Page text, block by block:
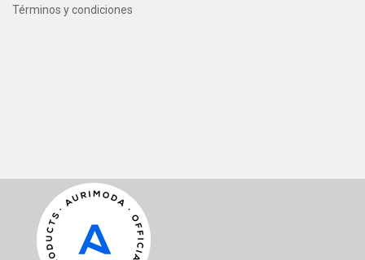
Términos y condiciones